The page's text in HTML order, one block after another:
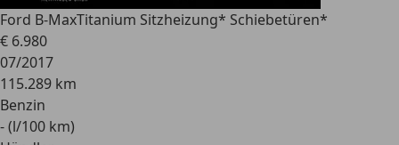
Ford B-MaxTitanium Sitzheizung* Schiebetüren*
€ 6.980
07/2017
115.289 km
Benzin
- (l/100 km)